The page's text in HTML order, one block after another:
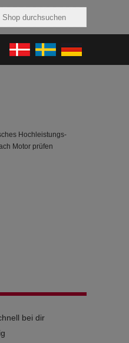
Hochleistungs-
Motor prüfen
bei dir